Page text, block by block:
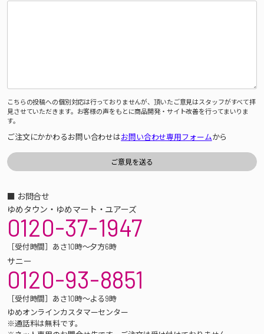
こちらの投稿への個別対応は行っておりませんが、頂いたご意見はスタッフがすべて拝
見させていただきます。お客様の声をもとに商品開発・サイト改善を行ってまいりま
す。
ご注文にかかわるお問い合わせはお問い合わせ専用フォームから
■ お問合せ
ゆめタウン・ゆめマート・ユアーズ
0120-37-1947
［受付時間］あさ10時～夕方6時
サニー
0120-93-8851
［受付時間］あさ10時～よる9時
ゆめオンラインカスタマーセンター
※通話料は無料です。